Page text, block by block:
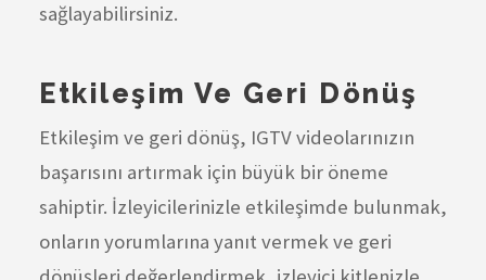
sağlayabilirsiniz.
Etkileşim Ve Geri Dönüş
Etkileşim ve geri dönüş, IGTV videolarınızın
başarısını artırmak için büyük bir öneme
sahiptir. İzleyicilerinizle etkileşimde bulunmak,
onların yorumlarına yanıt vermek ve geri